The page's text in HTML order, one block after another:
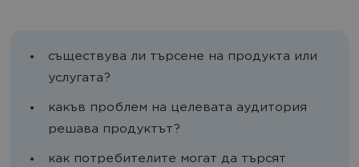
съществува ли търсене на продукта или
услугата?
какъв проблем на целевата аудитория
решава продуктът?
как потребителите могат да търсят